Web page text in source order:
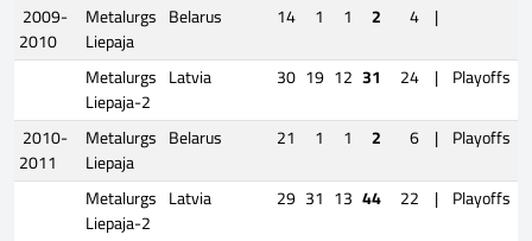
2009-
2010
Metalurgs
Liepaja
Belarus 14 1 1 2 4 |
Metalurgs
Liepaja-2
Latvia 30 19 12 31 24 | Playoffs
2010-
2011
Metalurgs
Liepaja
Belarus 21 1 1 2 6 | Playoffs
Metalurgs
Liepaja-2
Latvia 29 31 13 44 22 | Playoffs